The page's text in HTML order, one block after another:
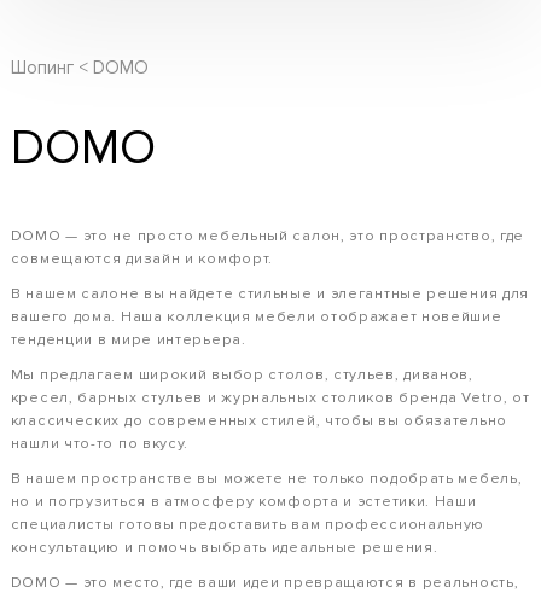
Шопинг DOMO
DOMO
DOMO — это не просто мебельный салон, это пространство, где
совмещаются дизайн и комфорт.
В нашем салоне вы найдете стильные и элегантные решения для
вашего дома. Наша коллекция мебели отображает новейшие
тенденции в мире интерьера.
Мы предлагаем широкий выбор столов, стульев, диванов,
кресел, барных стульев и журнальных столиков бренда Vetro, от
классических до современных стилей, чтобы вы обязательно
нашли что-то по вкусу.
В нашем пространстве вы можете не только подобрать мебель,
но и погрузиться в атмосферу комфорта и эстетики. Наши
специалисты готовы предоставить вам профессиональную
консультацию и помочь выбрать идеальные решения.
DOMO — это место, где ваши идеи превращаются в реальность,